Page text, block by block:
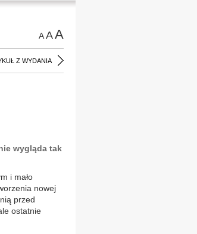
AAA
Z WYDANIA
wygląda tak
i mało
nowej
przed
ostatnie